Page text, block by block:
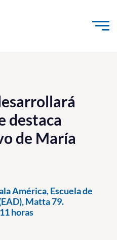
destaca
de María
América, Escuela de
Matta 79.
11 horas